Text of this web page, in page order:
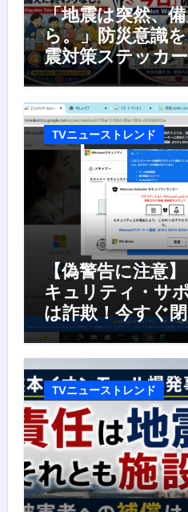
「地震は突然、
ら。」防災意識
震対策ステッカー
TVニューストレンド
【偽警告に注意
キュリティ・サ
は詐欺！今すぐ
TVニューストレンド